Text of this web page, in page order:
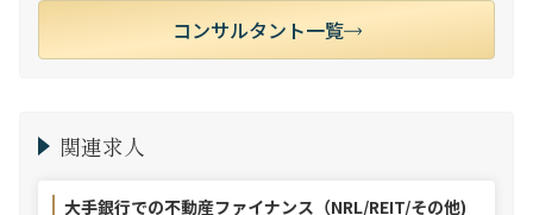
コンサルタント一覧
関連求人
大手銀行での不動産ファイナンス（NRL/REIT/その他)